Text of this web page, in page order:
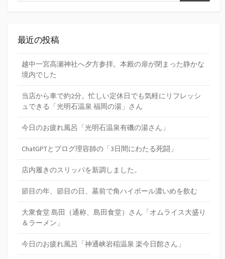
最近の投稿
越中一宮高瀬神社へ夕方参拝。本殿の扉が閉まった静かな
境内でした
当店から車で約2分。忙しい定休日でも気軽にリフレッシ
ュできる「光明石温泉 福岡の湯」さん
今日のお疲れ風呂「光明石温泉有磯の湯さん」
ChatGPTとブログ理容師の「3日間にわたる死闘」
店内履きのスリッパを新調しました。
節目の年、節目の日、墓前で角ハイボール濃いめを飲む
大衆食堂 島田（通称、島田食堂）さん「オムライス大盛り
＆ラーメン」
今日のお疲れ風呂「神通峡岩稲温泉 楽今日館さん」